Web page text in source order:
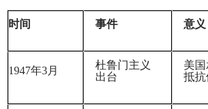
时间 事件 意义
1947年3月
杜鲁门主义
出台
美
抵抗